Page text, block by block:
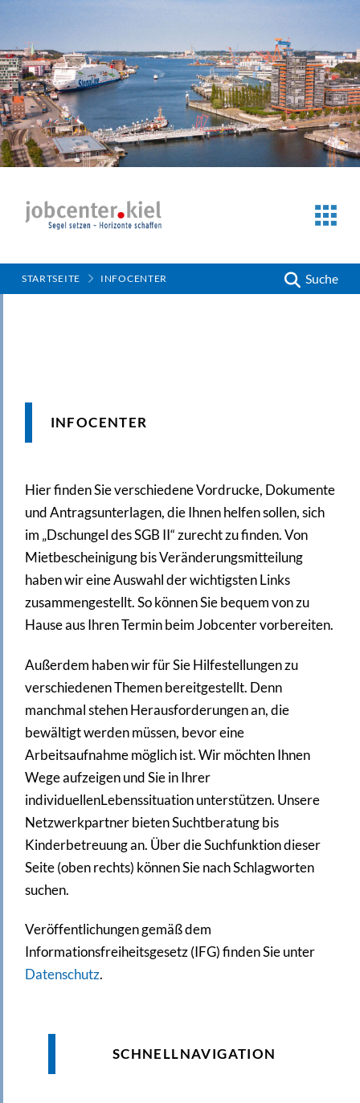
STARTSEITE INFOCENTER Suche
INFOCENTER
Hier finden Sie verschiedene Vordrucke, Dokumente
und Antragsunterlagen, die Ihnen helfen sollen, sich
im „Dschungel des SGB II“ zurecht zu finden. Von
Mietbescheinigung bis Veränderungsmitteilung
haben wir eine Auswahl der wichtigsten Links
zusammengestellt. So können Sie bequem von zu
Hause aus Ihren Termin beim Jobcenter vorbereiten.
Außerdem haben wir für Sie Hilfestellungen zu
verschiedenen Themen bereitgestellt. Denn
manchmal stehen Herausforderungen an, die
bewältigt werden müssen, bevor eine
Arbeitsaufnahme möglich ist. Wir möchten Ihnen
Wege aufzeigen und Sie in Ihrer
individuellenLebenssituation unterstützen. Unsere
Netzwerkpartner bieten Suchtberatung bis
Kinderbetreuung an. Über die Suchfunktion dieser
Seite (oben rechts) können Sie nach Schlagworten
suchen.
Veröffentlichungen gemäß dem
Informationsfreiheitsgesetz (IFG) finden Sie unter
Datenschutz.
SCHNELLNAVIGATION